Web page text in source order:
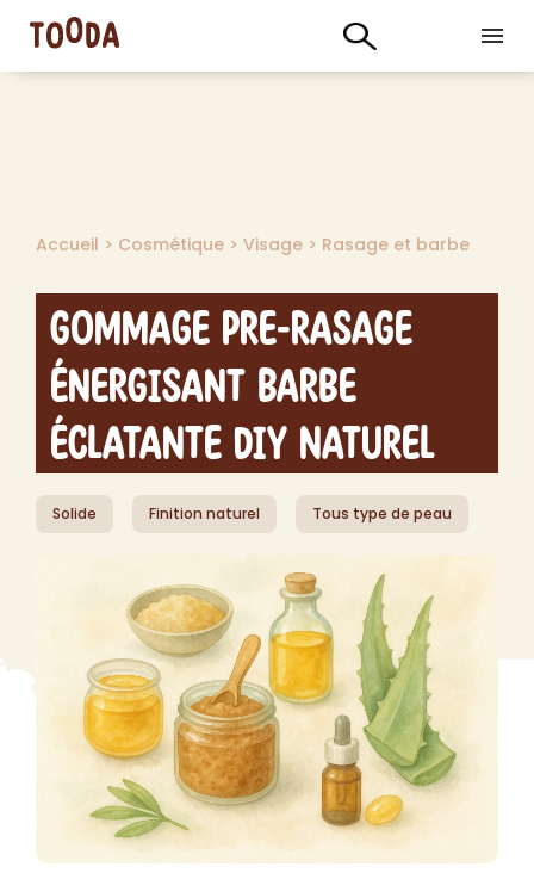
Accueil > Cosmétique > Visage > Rasage et barbe
Gommage Pre-Rasage
Énergisant Barbe
Éclatante DIY Naturel
Solide Finition naturel Tous type de peau